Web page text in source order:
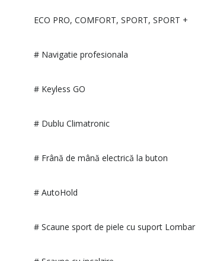
ECO PRO, COMFORT, SPORT, SPORT +
# Navigatie profesionala
# Keyless GO
# Dublu Climatronic
# Frână de mână electrică la buton
# AutoHold
# Scaune sport de piele cu suport Lombar